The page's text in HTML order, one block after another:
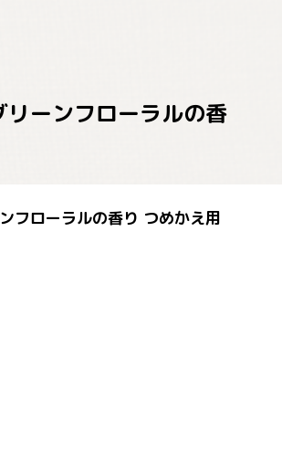
ーンフローラルの香
フローラルの香り つめかえ用